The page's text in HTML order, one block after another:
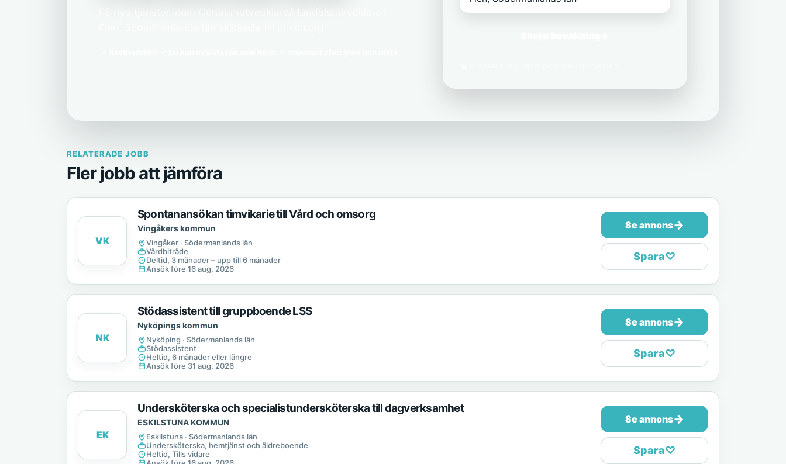
RELATERADE JOBB
Fler jobb att jämföra
VK
Spontanansökan timvikarie till Vård och omsorg
Vingåkers kommun
Vingåker · Södermanlands län
Vårdbiträde
Deltid, 3 månader – upp till 6 månader
Ansök före 16 aug. 2026
Se annons→
Spara♡
NK
Stödassistent till gruppboende LSS
Nyköpings kommun
Nyköping · Södermanlands län
Stödassistent
Heltid, 6 månader eller längre
Ansök före 31 aug. 2026
Se annons→
Spara♡
EK
Undersköterska och specialistundersköterska till dagverksamhet
ESKILSTUNA KOMMUN
Eskilstuna · Södermanlands län
Undersköterska, hemtjänst och äldreboende
Heltid, Tills vidare
Se annons→
Spara♡